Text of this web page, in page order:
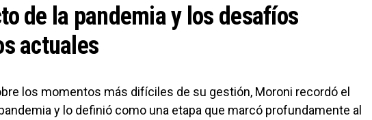
de la pandemia y los desafíos
actuales
los momentos más difíciles de su gestión, Moroni recordó el
y lo definió como una etapa que marcó profundamente al